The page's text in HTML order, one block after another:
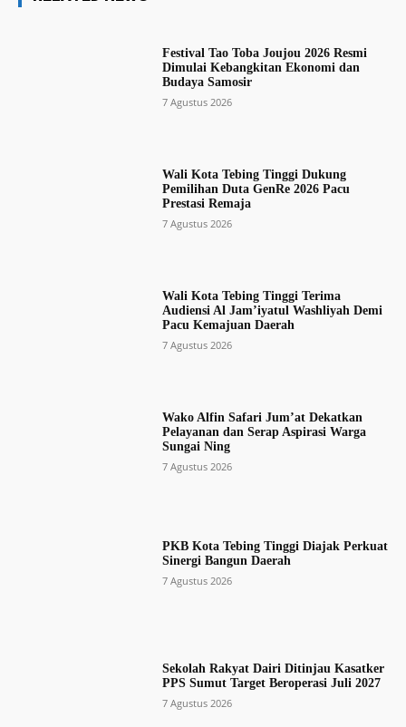
Festival Tao Toba Joujou 2026 Resmi
Dimulai Kebangkitan Ekonomi dan
Budaya Samosir
7 Agustus 2026
Wali Kota Tebing Tinggi Dukung
Pemilihan Duta GenRe 2026 Pacu
Prestasi Remaja
7 Agustus 2026
Wali Kota Tebing Tinggi Terima
Audiensi Al Jam’iyatul Washliyah Demi
Pacu Kemajuan Daerah
7 Agustus 2026
Wako Alfin Safari Jum’at Dekatkan
Pelayanan dan Serap Aspirasi Warga
Sungai Ning
7 Agustus 2026
PKB Kota Tebing Tinggi Diajak Perkuat
Sinergi Bangun Daerah
7 Agustus 2026
Sekolah Rakyat Dairi Ditinjau Kasatker
PPS Sumut Target Beroperasi Juli 2027
7 Agustus 2026